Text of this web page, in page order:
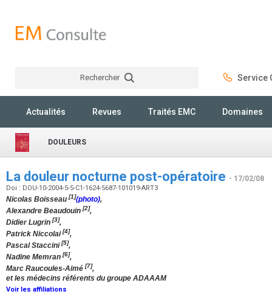
Rechercher Service
Actualités Revues Traités EMC Domaines
DOULEURS
La douleur nocturne post-opératoire - 17/02/08
Doi : DOU-10-2004-5-5-C1-1624-5687-101019-ART3
Nicolas Boisseau [1](photo),
Alexandre Beaudouin [2],
Didier Lugrin [3],
Patrick Niccolai[4],
Pascal Staccini[5],
Nadine Memran [6],
Marc Raucoules-Aimé [7],
et les médecins référents du groupe ADAAAM
Voir les affiliations